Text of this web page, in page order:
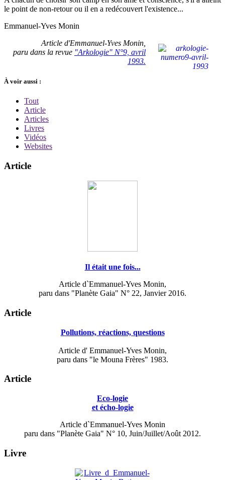
le point de non-retour ou il en a redécouvert l'existence...
Emmanuel-Yves Monin
Article d'Emmanuel-Yves Monin,
paru dans la revue "Arkologie" N°9, avril
1993.
À voir aussi :
Tout
Article
Articles
Livres
Vidéos
Websites
Article
Il était une fois...
Article d`Emmanuel-Yves Monin,
paru dans "Planète Gaia" N° 22, Janvier 2016.
Article
Pollutions, réactions, questions
Article d' Emmanuel-Yves Monin,
paru dans "le Mouna Frères" 1983.
Article
Eco-logie
et écho-logie
Article d`Emmanuel-Yves Monin
paru dans "Planète Gaia" N° 10, Juin/Juillet/Août 2012.
Livre